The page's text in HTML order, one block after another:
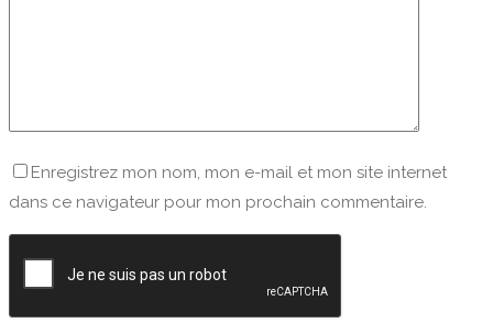
Enregistrez mon nom, mon e-mail et mon site internet
dans ce navigateur pour mon prochain commentaire.